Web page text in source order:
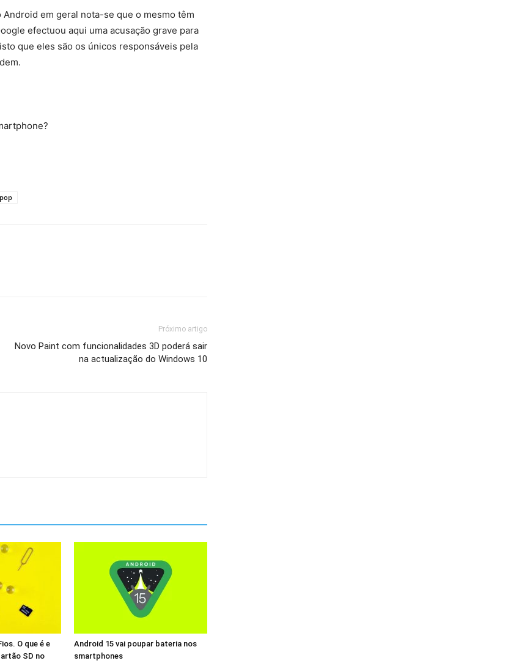
em geral nota-se que o mesmo têm
efectuou aqui uma acusação grave para
que eles são os únicos responsáveis pela
Próximo artigo
Novo Paint com funcionalidades 3D poderá sair
na actualização do Windows 10
O que é e
SD no
Android 15 vai poupar bateria nos
smartphones